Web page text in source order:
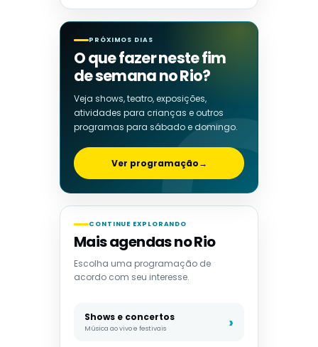
PRÓXIMOS DIAS
O que fazer neste fim
de semana no Rio?
Veja shows, teatro, exposições,
atividades para crianças e outros
programas para sábado e domingo.
Ver programação→
CONTINUE EXPLORANDO
Mais agendas no Rio
Escolha uma programação de
acordo com seu interesse.
Shows e concertos
Música ao vivo e festivais